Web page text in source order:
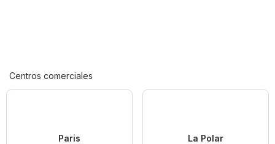
Centros comerciales
Paris La Polar